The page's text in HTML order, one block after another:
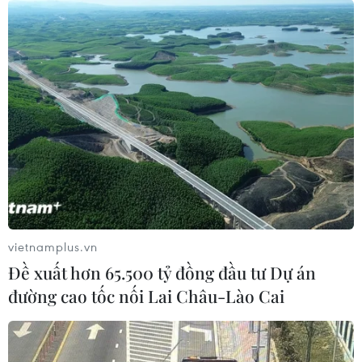
Tổng cục Môi trường: Không đầu tư xây
dựng lò đốt rác nhỏ cấp xã
11/04/2020 01:57
Thông tin từ Tổng cục Môi trường cho biết hiện nay ở
một số địa phương đang có tình trạng mỗi xã có một lò
đốt chất thải. Việc này dẫn đến khả năng không kiểm
soát được chất thải thứ cấp phát sinh.
vietnamplus.vn
Đề xuất hơn 65.500 tỷ đồng đầu tư Dự án
đường cao tốc nối Lai Châu-Lào Cai